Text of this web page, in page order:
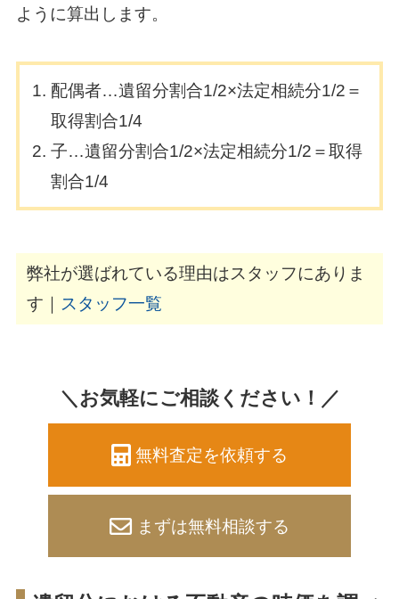
ように算出します。
配偶者…遺留分割合1/2×法定相続分1/2＝
取得割合1/4
子…遺留分割合1/2×法定相続分1/2＝取得
割合1/4
弊社が選ばれている理由はスタッフにありま
す｜
スタッフ一覧
＼お気軽にご相談ください！／
無料査定を依頼する
まずは無料相談する